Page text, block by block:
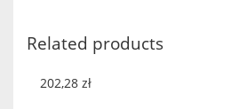
quantity
Related products
202,28 zł